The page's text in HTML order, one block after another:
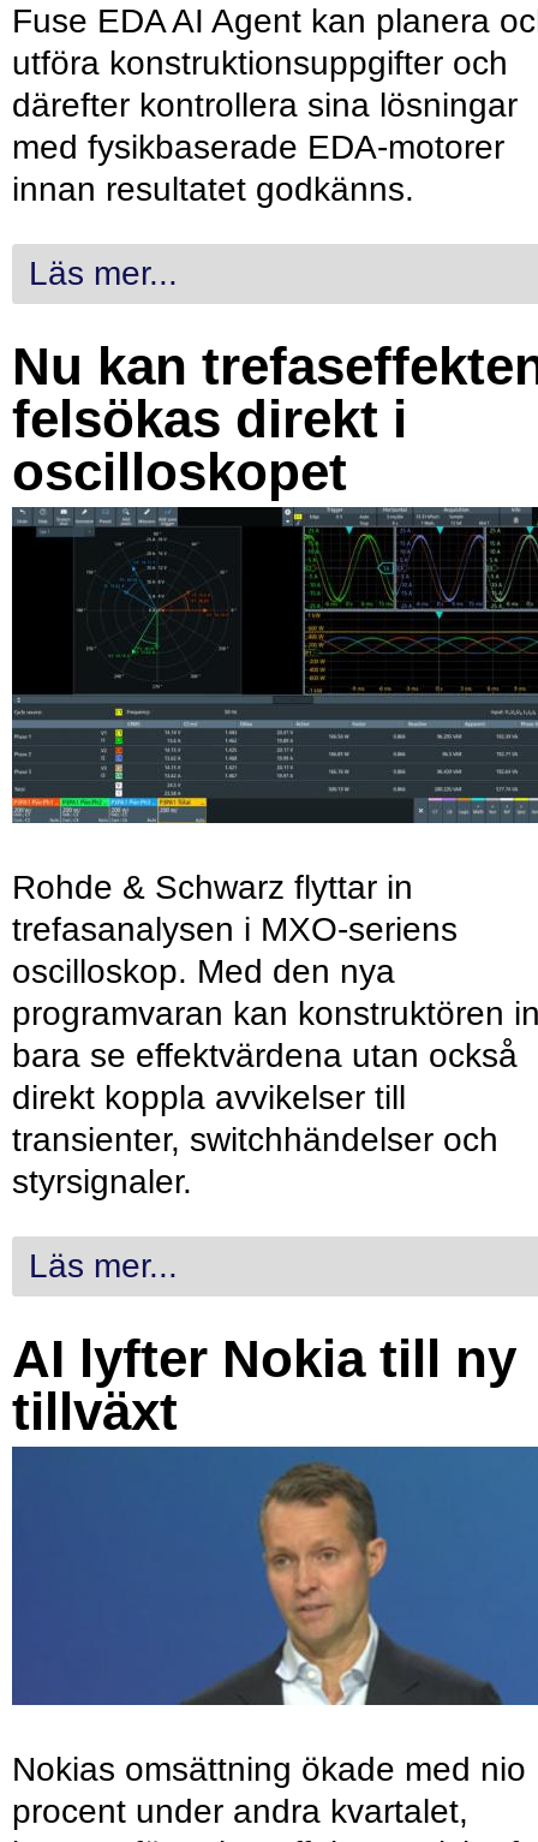
Fuse EDA AI Agent kan planera
utföra konstruktionsuppgifter och
därefter kontrollera sina lösningar
med fysikbaserade EDA-motorer
innan resultatet godkänns.
Läs mer...
Nu kan
felsökas direkt i
oscilloskopet
Rohde & Schwarz flyttar in
trefasanalysen i MXO-seriens
oscilloskop. Med den nya
programvaran kan konstruktören
bara se effektvärdena utan också
direkt koppla avvikelser till
transienter, switchhändelser och
styrsignaler.
Läs mer...
AI lyfter Nokia till ny
tillväxt
Nokias omsättning ökade med nio
procent under andra kvartalet,